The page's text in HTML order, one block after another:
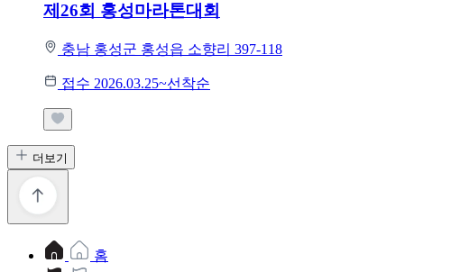
제26회 홍성마라톤대회
충남 홍성군 홍성읍 소향리 397-118
접수 2026.03.25~선착순
더보기
홈